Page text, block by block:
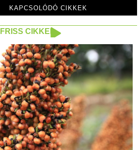
KAPCSOLÓDÓ CIKKEK
CIKKEI